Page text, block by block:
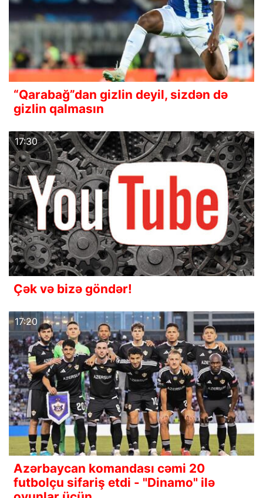
“Qarabağ”dan gizlin deyil, sizdən də
gizlin qalmasın
17:30
Çək və bizə göndər!
17:20
Azərbaycan komandası cəmi 20
futbolçu sifariş etdi - "Dinamo" ilə